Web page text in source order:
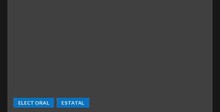
ELECTORAL ESTATAL